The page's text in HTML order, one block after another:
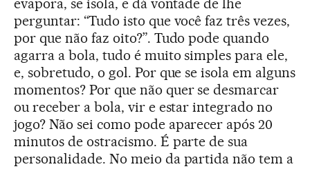
evapora, se isola, e dá vontade de lhe
perguntar: “Tudo isto que você faz três vezes,
por que não faz oito?”. Tudo pode quando
agarra a bola, tudo é muito simples para ele,
e, sobretudo, o gol. Por que se isola em alguns
momentos? Por que não quer se desmarcar
ou receber a bola, vir e estar integrado no
jogo? Não sei como pode aparecer após 20
minutos de ostracismo. É parte de sua
personalidade. No meio da partida não tem a